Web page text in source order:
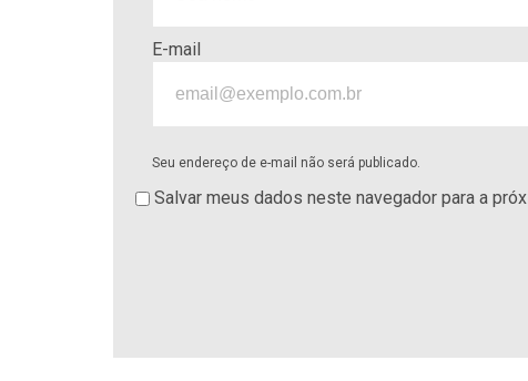
E-mail
Seu endereço de e-mail não será publicado.
Salvar meus dados neste navegador para a